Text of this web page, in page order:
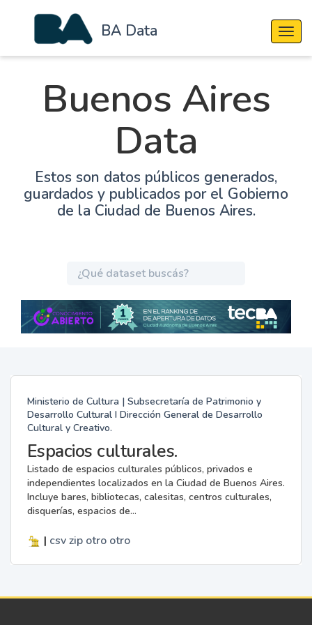
BA Data
Buenos Aires
Data
Estos son datos públicos generados,
guardados y publicados por el Gobierno
de la Ciudad de Buenos Aires.
Ministerio de Cultura | Subsecretaría de Patrimonio y
Desarrollo Cultural I Dirección General de Desarrollo
Cultural y Creativo.
Espacios culturales.
Listado de espacios culturales públicos, privados e
independientes localizados en la Ciudad de Buenos Aires.
Incluye bares, bibliotecas, calesitas, centros culturales,
disquerías, espacios de...
| csv zip otro otro